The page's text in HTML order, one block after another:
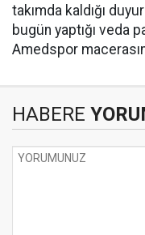
takımda kaldığı
bugün yaptığı veda
Amedspor
HABERE